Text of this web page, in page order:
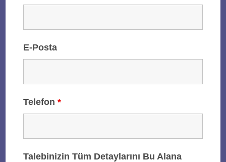
E-Posta
Telefon*
Talebinizin Tüm Detaylarını Bu Alana